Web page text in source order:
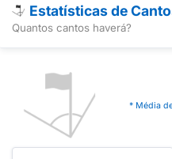
Estatísticas de
Quantos cantos haverá?
* Média